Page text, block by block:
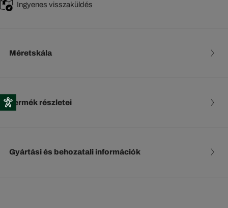
Ingyenes visszaküldés
Méretskála
Termék részletei
Gyártási és behozatali információk